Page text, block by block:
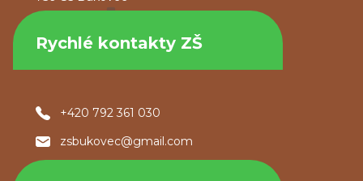
Rychlé kontakty ZŠ
+420 792 361 030
zsbukovec@gmail.com